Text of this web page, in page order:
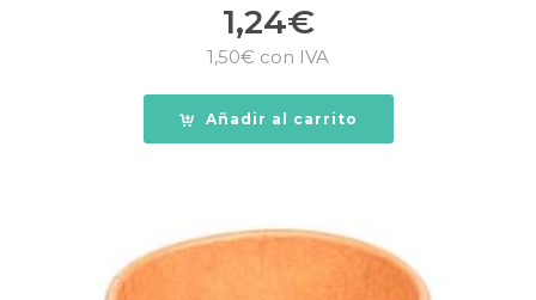
1,24€
1,50€ con IVA
Añadir al carrito